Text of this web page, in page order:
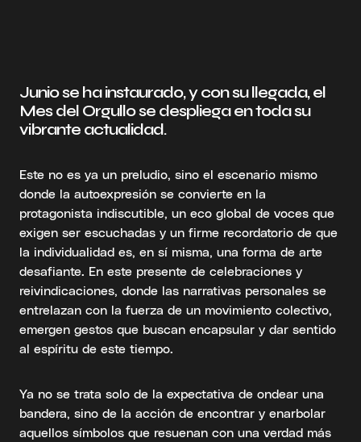
Junio se ha instaurado, y con su llegada, el
Mes del Orgullo se despliega en toda su
vibrante actualidad.
Este no es ya un preludio, sino el escenario mismo
donde la autoexpresión se convierte en la
protagonista indiscutible, un eco global de voces que
exigen ser escuchadas y un firme recordatorio de que
la individualidad es, en sí misma, una forma de arte
desafiante. En este presente de celebraciones y
reivindicaciones, donde las narrativas personales se
entrelazan con la fuerza de un movimiento colectivo,
emergen gestos que buscan encapsular y dar sentido
al espíritu de este tiempo.
Ya no se trata solo de la expectativa de ondear una
bandera, sino de la acción de encontrar y enarbolar
aquellos símbolos que resuenan con una verdad más